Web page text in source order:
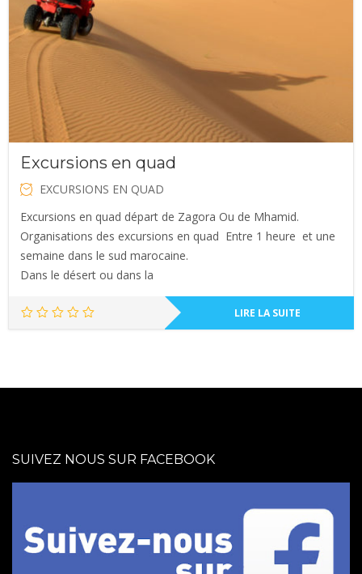
Excursions en quad
EXCURSIONS EN QUAD
Excursions en quad départ de Zagora Ou de Mhamid.
Organisations des excursions en quad Entre 1 heure et une
semaine dans le sud marocaine.
Dans le désert ou dans la
LIRE LA SUITE
SUIVEZ NOUS SUR FACEBOOK